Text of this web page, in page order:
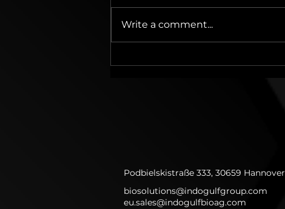
Write a comment...
Podbielskistraße 333, 30659 Hannover
biosolutions@indogulfgroup.com
eu.sales@indogulfbioag.com